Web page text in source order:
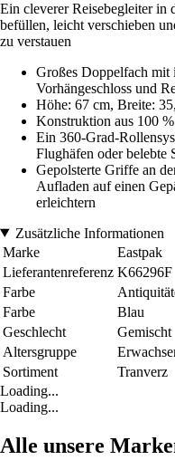
Ein cleverer Reisebegleiter in
befüllen, leicht verschieben
zu verstauen
Großes Doppelfach
Vorhängeschloss und
Höhe: 67 cm, Breite:
Konstruktion aus 100
Ein 360-Grad-
Flughäfen oder belebte
Gepolsterte Griffe an
Aufladen auf einen
erleichtern
Zusätzliche Informationen
Marke
Eastpak
Lieferantenreferenz K66296F
Farbe
Farbe
Blau
Geschlecht
Gemischt
Altersgruppe
Sortiment
Tranverz
Loading...
Loading...
Alle unsere